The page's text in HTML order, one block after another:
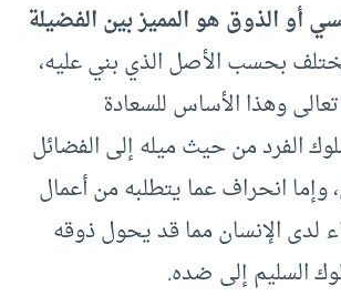
أو الذوق هو المميز بين الفضيلة
بحسب الأصل الذي بني عليه،
تعالى وهذا الأساس للسعادة
الفرد من حيث ميله إلى الفضائل
وإما انحراف عما يتطلبه من أعمال
لدى الإنسان مما قد يحول ذوقه
السليم إلى ضده.